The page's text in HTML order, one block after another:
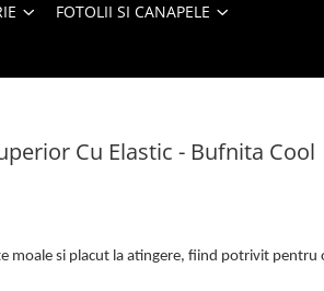
FOTOLII SI CANAPELE
Cu Elastic - Bufnita Cool
moale si placut la atingere, fiind potrivit pentru